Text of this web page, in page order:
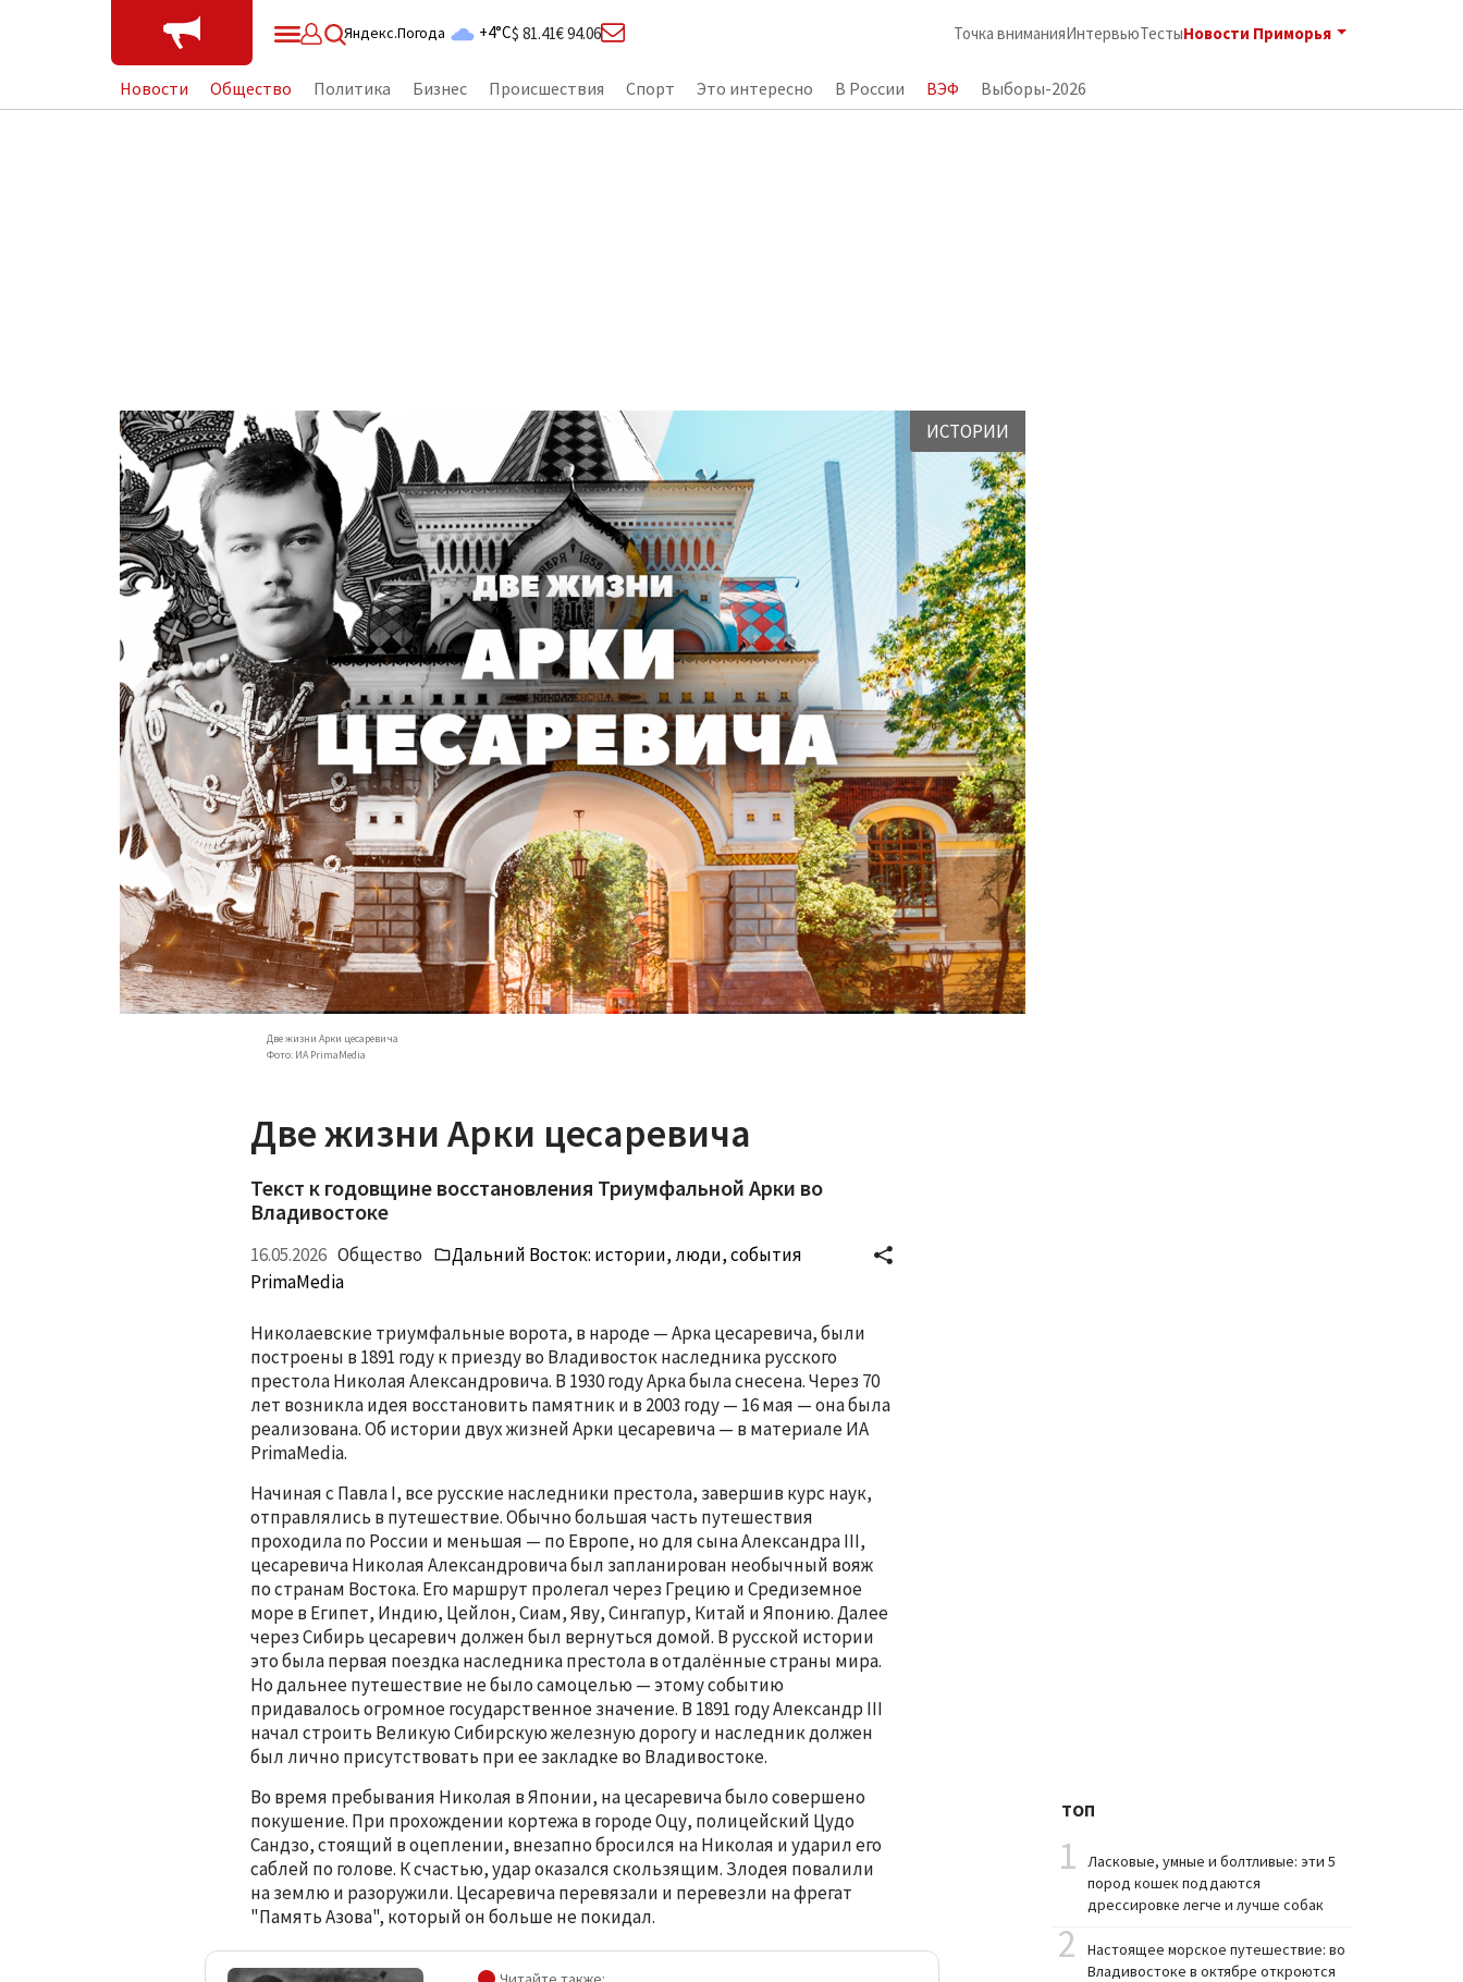
Яндекс.Погода +4°C$ 81.41€ 94.06 Точка вниманияИнтервьюТестыНовости Приморья
Новости Общество Политика Бизнес Происшествия Спорт Это интересно В России ВЭФ Выборы-2026
ИСТОРИИ
Две жизни Арки цесаревича
Фото: ИА PrimaMedia
Две жизни Арки цесаревича
Текст к годовщине восстановления Триумфальной Арки во
Владивостоке
16.05.2026 Общество
Дальний Восток: истории, люди, события
PrimaMedia
Николаевские триумфальные ворота, в народе — Арка цесаревича, были
построены в 1891 году к приезду во Владивосток наследника русского
престола Николая Александровича. В 1930 году Арка была снесена. Через 70
лет возникла идея восстановить памятник и в 2003 году — 16 мая — она была
реализована. Об истории двух жизней Арки цесаревича — в материале ИА
PrimaMedia.
Начиная с Павла I, все русские наследники престола, завершив курс наук,
отправлялись в путешествие. Обычно большая часть путешествия
проходила по России и меньшая — по Европе, но для сына Александра III,
цесаревича Николая Александровича был запланирован необычный вояж
по странам Востока. Его маршрут пролегал через Грецию и Средиземное
море в Египет, Индию, Цейлон, Сиам, Яву, Сингапур, Китай и Японию. Далее
через Сибирь цесаревич должен был вернуться домой. В русской истории
это была первая поездка наследника престола в отдалённые страны мира.
Но дальнее путешествие не было самоцелью — этому событию
придавалось огромное государственное значение. В 1891 году Александр III
начал строить Великую Сибирскую железную дорогу и наследник должен
был лично присутствовать при ее закладке во Владивостоке.
Во время пребывания Николая в Японии, на цесаревича было совершено
покушение. При прохождении кортежа в городе Оцу, полицейский Цудо
Сандзо, стоящий в оцеплении, внезапно бросился на Николая и ударил его
саблей по голове. К счастью, удар оказался скользящим. Злодея повалили
на землю и разоружили. Цесаревича перевязали и перевезли на фрегат
"Память Азова", который он больше не покидал.
ТОП
1
Ласковые, умные и болтливые: эти 5
пород кошек поддаются
дрессировке легче и лучше собак
2
Настоящее морское путешествие: во
Владивостоке в октябре откроются